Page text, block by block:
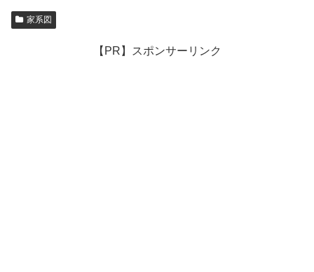
家系図
【PR】スポンサーリンク